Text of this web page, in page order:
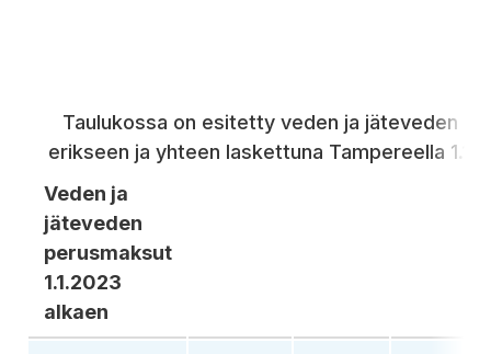
Taulukossa on esitetty veden ja jäteveden
erikseen ja yhteen laskettuna Tampereella
Veden ja
jäteveden
perusmaksut
1.1.2023
alkaen